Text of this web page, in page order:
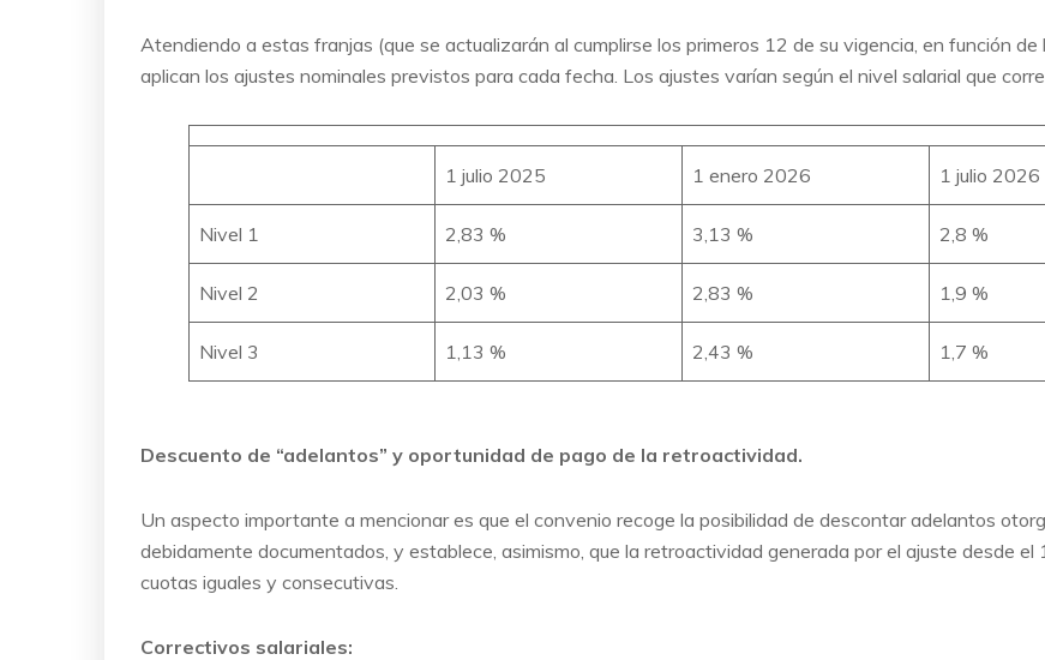
Atendiendo a estas franjas (que se actualizarán al cumplirse los primeros 12 de su vigencia, en función
aplican los ajustes nominales previstos para cada fecha. Los ajustes varían según el nivel salarial que
1 julio 2025 1 enero 2026 1 julio 2026
Nivel 1 2,83 % 3,13 % 2,8 %
Nivel 2 2,03 % 2,83 % 1,9 %
Nivel 3 1,13 % 2,43 % 1,7 %
Descuento de “adelantos” y oportunidad de pago de la retroactividad.
Un aspecto importante a mencionar es que el convenio recoge la posibilidad de descontar adelantos
debidamente documentados, y establece, asimismo, que la retroactividad generada por el ajuste desde
cuotas iguales y consecutivas.
Correctivos salariales: